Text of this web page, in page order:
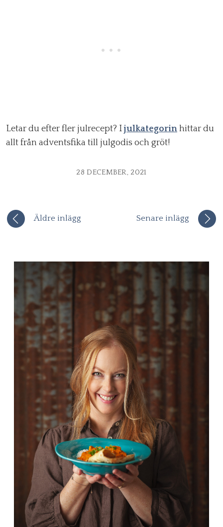
Letar du efter fler julrecept? I julkategorin hittar du
allt från adventsfika till julgodis och gröt!
28 DECEMBER, 2021
Äldre inlägg Senare inlägg